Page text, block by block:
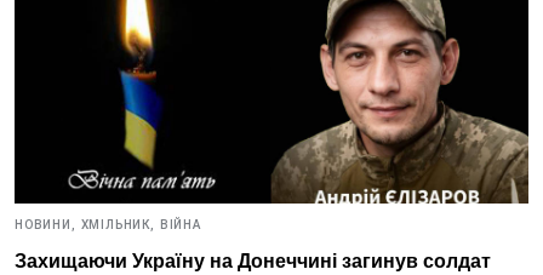
НОВИНИ, ХМІЛЬНИК, ВІЙНА
Захищаючи Україну на Донеччині загинув солдат